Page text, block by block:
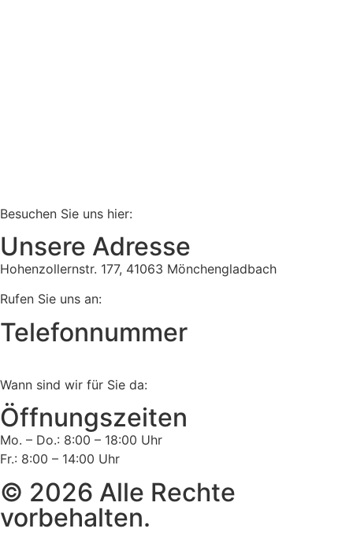
Besuchen Sie uns hier:
Unsere Adresse
Hohenzollernstr. 177, 41063 Mönchengladbach
Rufen Sie uns an:
Telefonnummer
Wann sind wir für Sie da:
Öffnungszeiten
Mo. – Do.: 8:00 – 18:00 Uhr
Fr.: 8:00 – 14:00 Uhr
© 2026 Alle Rechte
vorbehalten.